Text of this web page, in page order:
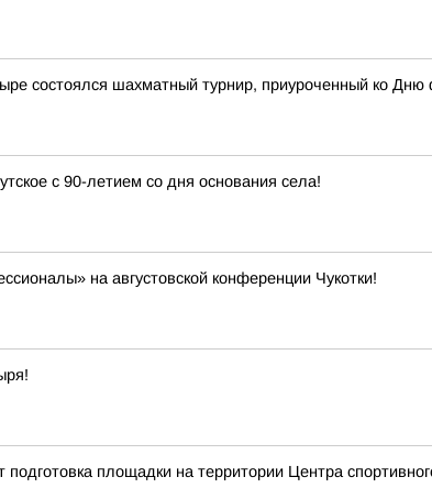
состоялся шахматный турнир, приуроченный ко Дню
с 90-летием со дня основания села!
на августовской конференции Чукотки!
площадки на территории Центра